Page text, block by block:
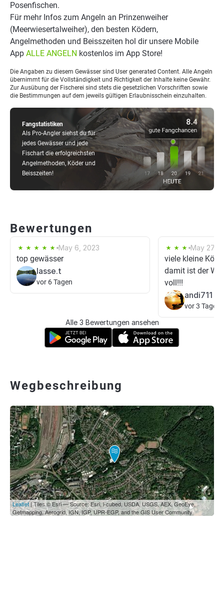
Fangstatistiken
Als Pro-Angler siehst du für
jedes Gewässer und jede
Fischart die erfolgreichsten
Angelmethoden, Köder und
Beisszeiten!
Posenfischen.
Für mehr Infos zum Angeln an Prinzenweiher
(Meerwiesertalweiher), den besten Ködern,
Angelmethoden und Beisszeiten hol dir unsere Mobile
App ALLE ANGELN kostenlos im App Store!
Die Angaben zu diesem Gewässer sind User generated Content. Alle Angeln
übernimmt für die Vollständigkeit und Richtigkeit der Inhalte keine Gewähr.
Zur Ausübung der Fischerei sind stets die gesetzlichen Vorschriften sowie
die Bestimmungen auf dem jeweils gültigen Erlaubnisschein einzuhalten.
Bewertungen
May 6, 2023
top gewässer
lasse.t
vor 6 Tagen
May 27,
viele kleine
damit ist der
voll!!!
andi711
vor 3 Tagen
Alle 3 Bewertungen ansehen
Wegbeschreibung
Leaflet| Tiles © Esri — Source: Esri, i-cubed, USDA, USGS, AEX, GeoEye,
Getmapping, Aerogrid, IGN, IGP, UPR-EGP, and the GIS User Community